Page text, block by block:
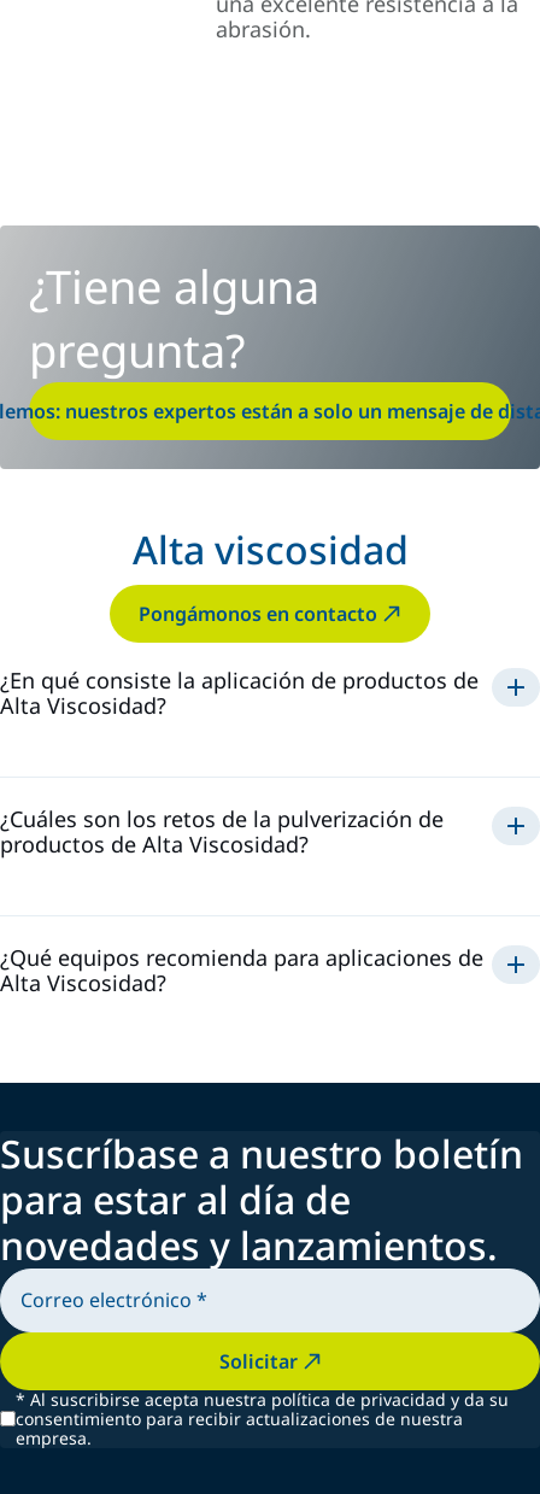
abrasión.
¿Tiene alguna
pregunta?
nuestros expertos están a solo un mensaje de
Alta viscosidad
Pongámonos en contacto
¿En qué consiste la aplicación de productos de
Alta Viscosidad?
¿Cuáles son los retos de la pulverización de
productos de Alta Viscosidad?
¿Qué equipos recomienda para aplicaciones de
Alta Viscosidad?
Suscríbase a nuestro boletín
para estar al día de
novedades y lanzamientos.
Solicitar
* Al suscribirse acepta nuestra política de privacidad y da su
consentimiento para recibir actualizaciones de nuestra
empresa.